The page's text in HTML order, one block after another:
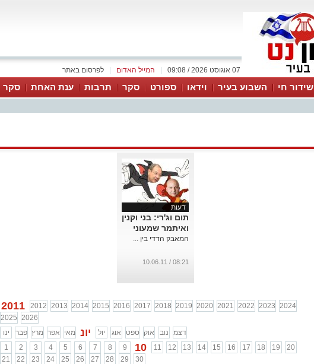
לפרסום באתר המייל האדום 07 אוגוסט 2026 / 09:08
שידור חי השבוע בעיר וידאו ספורט סקר תרבות ענת האחת סקר
דעות
תום וג'רי: בני וקנין
ואיתמר שמעוני
המאבק הדדי בין ...
08:21 / 10.06.11
2011 2012 2013 2014 2015 2016 2017 2018 2019 2020 2021 2022 2023 2024
2025 2026
ינו
פבר מרץ אפר מאי יונ יול אוג ספט אוק נוב
דצמ
1
2 3 4 5 6 7 8 9 10 11 12 13 14 15 16 17 18 19
20
21
22 23 24 25 26 27 28 29 30